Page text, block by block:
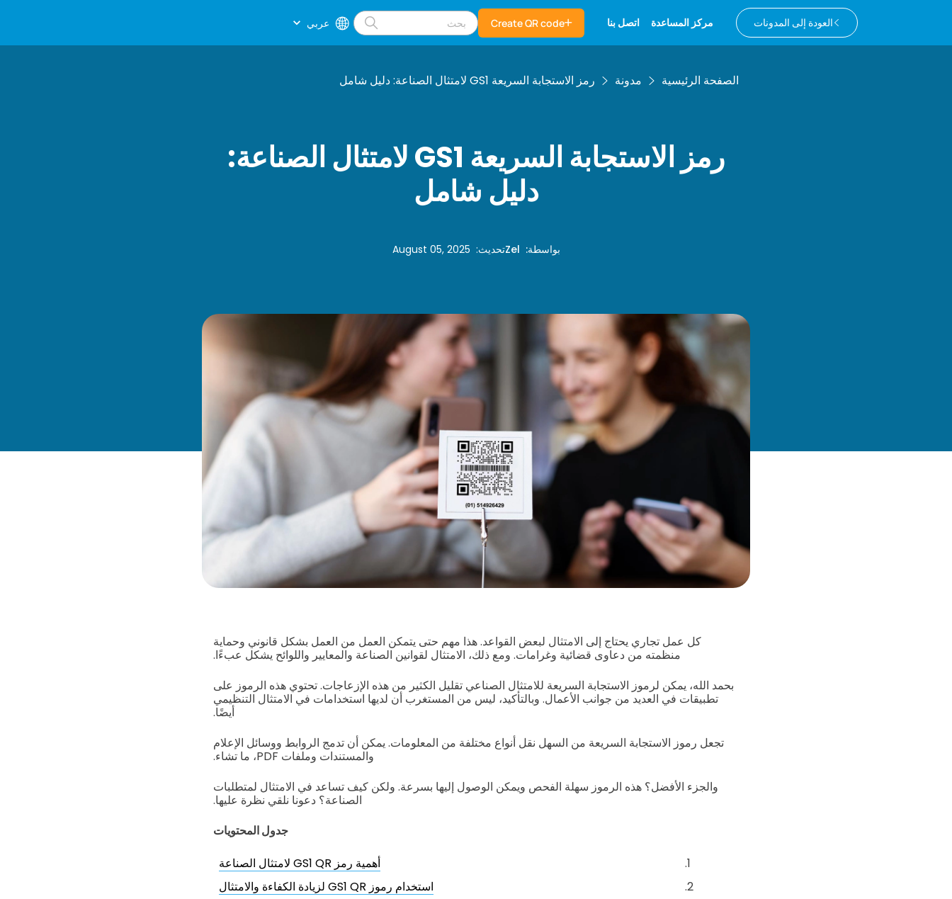
العودة إلى المدونات مركز المساعدة اتصل بنا Create QR code عربي
الصفحة الرئيسية مدونة رمز الاستجابة السريعة GS1 لامتثال الصناعة: دليل شامل
رمز الاستجابة السريعة GS1 لامتثال الصناعة:
دليل شامل
بواسطة:
Zelتحديث:
August 05, 2025
كل عمل تجاري يحتاج إلى الامتثال لبعض القواعد. هذا مهم حتى يتمكن العمل من العمل بشكل قانوني وحماية
منظمته من دعاوى قضائية وغرامات. ومع ذلك، الامتثال لقوانين الصناعة والمعايير واللوائح يشكل عبءًا.
بحمد الله، يمكن لرموز الاستجابة السريعة للامتثال الصناعي تقليل الكثير من هذه الإزعاجات. تحتوي هذه الرموز على
تطبيقات في العديد من جوانب الأعمال. وبالتأكيد، ليس من المستغرب أن لديها استخدامات في الامتثال التنظيمي
أيضًا.
تجعل رموز الاستجابة السريعة من السهل نقل أنواع مختلفة من المعلومات. يمكن أن تدمج الروابط ووسائل الإعلام
والمستندات وملفات PDF، ما تشاء.
والجزء الأفضل؟ هذه الرموز سهلة الفحص ويمكن الوصول إليها بسرعة. ولكن كيف تساعد في الامتثال لمتطلبات
الصناعة؟ دعونا نلقي نظرة عليها.
جدول المحتويات
أهمية رمز GS1 QR لامتثال الصناعة
استخدام رموز GS1 QR لزيادة الكفاءة والامتثال